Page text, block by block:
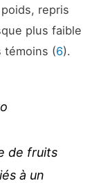
repris
plus faible
témoins (6).
de fruits
à un